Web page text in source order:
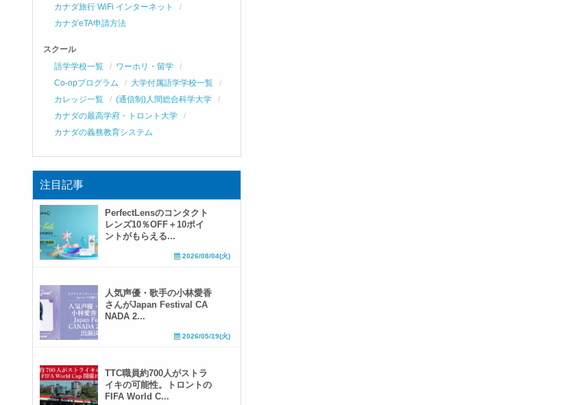
カナダ旅行 WiFi インターネット
カナダeTA申請方法
スクール
語学学校一覧
ワーホリ・留学
Co-opプログラム
大学付属語学学校一覧
カレッジ一覧
(通信制)人間総合科学大学
カナダの最高学府・トロント大学
カナダの義務教育システム
注目記事
PerfectLensのコンタクト
レンズ10％OFF＋10ポイ
ントがもらえる...
2026/08/04(火)
人気声優・歌手の小林愛香
さんがJapan Festival CA
NADA 2...
2026/05/19(火)
TTC職員約700人がストラ
イキの可能性。トロントの
FIFA World C...